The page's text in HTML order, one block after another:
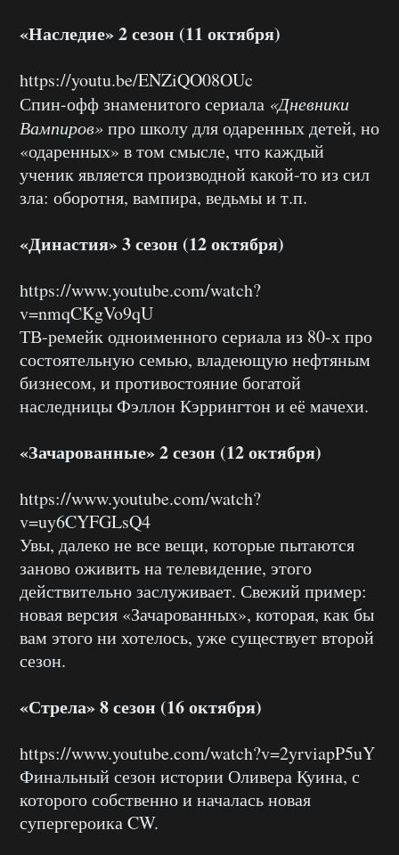
«Наследие» 2 сезон (11 октября)
https://youtu.be/ENZiQO08OUc
Спин-офф знаменитого сериала «Дневники
Вампиров»про школу для одаренных детей, но
«одаренных» в том смысле, что каждый
ученик является производной какой-то из сил
зла: оборотня, вампира, ведьмы и т.п.
«Династия» 3 сезон (12 октября)
https://www.youtube.com/watch?
v=nmqCKgVo9qU
ТВ-ремейк одноименного сериала из 80-х про
состоятельную семью, владеющую нефтяным
бизнесом, и противостояние богатой
наследницы Фэллон Кэррингтон и её мачехи.
«Зачарованные» 2 сезон (12 октября)
https://www.youtube.com/watch?
v=uy6CYFGLsQ4
Увы, далеко не все вещи, которые пытаются
заново оживить на телевидение, этого
действительно заслуживает. Свежий пример:
новая версия «Зачарованных», которая, как бы
вам этого ни хотелось, уже существует второй
сезон.
«Стрела» 8 сезон (16 октября)
https://www.youtube.com/watch?v=2yrviapP5uY
Финальный сезон истории Оливера Куина, с
которого собственно и началась новая
супергероика CW.